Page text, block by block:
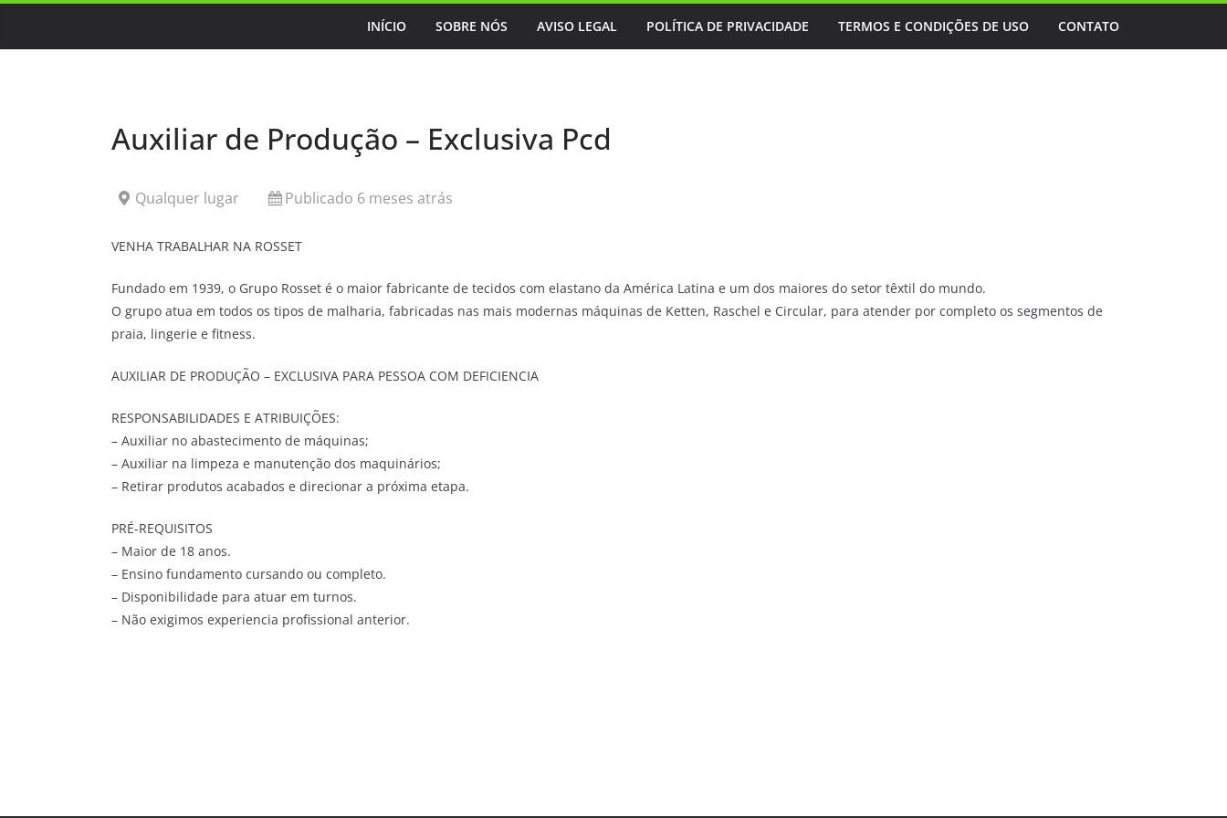
INÍCIO SOBRE NÓS AVISO LEGAL POLÍTICA DE PRIVACIDADE TERMOS E CONDIÇÕES DE USO CONTATO
Auxiliar de Produção – Exclusiva Pcd
Qualquer lugar Publicado 6 meses atrás
VENHA TRABALHAR NA ROSSET
Fundado em 1939, o Grupo Rosset é o maior fabricante de tecidos com elastano da América Latina e um dos maiores do setor têxtil do mundo.
O grupo atua em todos os tipos de malharia, fabricadas nas mais modernas máquinas de Ketten, Raschel e Circular, para atender por completo os segmentos de
praia, lingerie e fitness.
AUXILIAR DE PRODUÇÃO – EXCLUSIVA PARA PESSOA COM DEFICIENCIA
RESPONSABILIDADES E ATRIBUIÇÕES:
– Auxiliar no abastecimento de máquinas;
– Auxiliar na limpeza e manutenção dos maquinários;
– Retirar produtos acabados e direcionar a próxima etapa.
PRÉ-REQUISITOS
– Maior de 18 anos.
– Ensino fundamento cursando ou completo.
– Disponibilidade para atuar em turnos.
– Não exigimos experiencia profissional anterior.